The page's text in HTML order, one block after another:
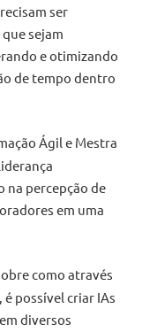
ser
sejam
e otimizando
de tempo dentro
Ágil e Mestra
na percepção de
em uma
como através
é possível criar IAs
diversos